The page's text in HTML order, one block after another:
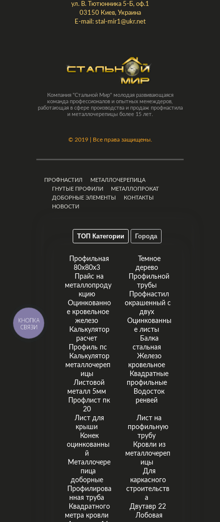
ул. В. Тютюнника 5-Б, оф.1
03150 Киев, Украина
E-mail: stal-mir1@ukr.net
Компания "Стальной Мир" молодая развивающаяся
команда профессионалов и опытных менеждеров,
работающая в сфере производства и продаж профнастила
и металлочерепицы более 15 лет.
© 2019 | Все права защищены.
ПРОФНАСТИЛ
МЕТАЛЛОЧЕРЕПИЦА
ГНУТЫЕ ПРОФИЛИ
МЕТАЛЛОПРОКАТ
ДОБОРНЫЕ ЭЛЕМЕНТЫ
КОНТАКТЫ
НОВОСТИ
ТОП Категории Города
Профильная
80х80х3
Прайс на
металлопроду
кцию
Оцинкованно
е кровельное
железо
Калькулятор
расчет
Профиль пс
Калькулятор
металлочереп
ицы
Листовой
металл 5мм
Профлист пк
20
Темное
дерево
Профильной
трубы
Профнастил
окрашенный с
двух
Оцинкованны
е листы
Балка
стальная
Железо
кровельное
Квадратные
профильные
Водосток
ренвей
Лист для
крыши
Конек
оцинкованны
й
Металлочере
пица
доборные
Профилирова
нная труба
Квадратного
метра кровли
Лист на
профильную
трубу
Кровли из
металлочереп
ицы
Для
каркасного
строительств
а
Двутавр 22
Лобовая
КНОПКА
СВЯЗИ